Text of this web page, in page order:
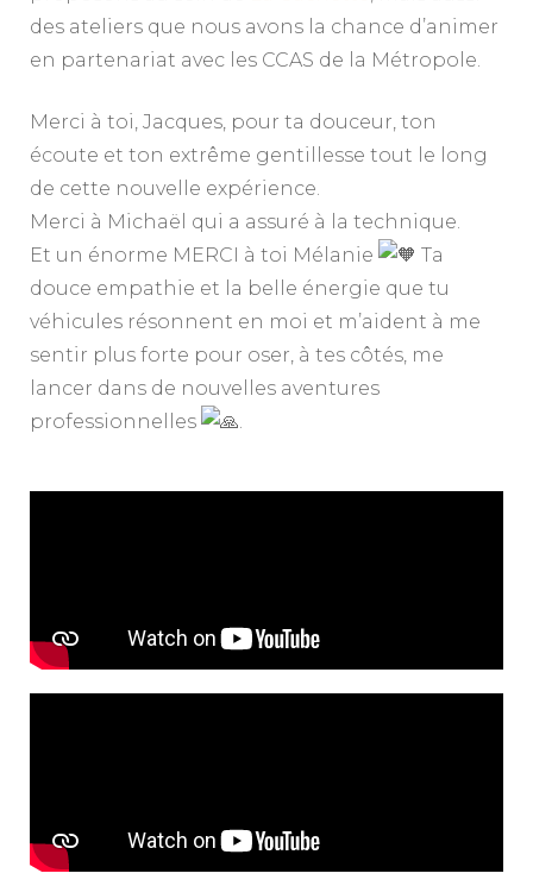
des ateliers que nous avons la chance d’animer
en partenariat avec les CCAS de la Métropole.
Merci à toi, Jacques, pour ta douceur, ton
écoute et ton extrême gentillesse tout le long
de cette nouvelle expérience.
Merci à Michaël qui a assuré à la technique.
Et un énorme MERCI à toi Mélanie
Ta
douce empathie et la belle énergie que tu
véhicules résonnent en moi et m’aident à me
sentir plus forte pour oser, à tes côtés, me
lancer dans de nouvelles aventures
professionnelles
.